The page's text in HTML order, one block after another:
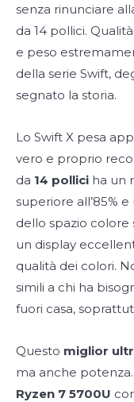
senza rinunciare
da 14 pollici.
e peso
della serie Swift,
segnato la storia.
Lo Swift X pesa
vero e proprio
da 14 pollici ha un
superiore all’85%
dello spazio colore
un display
qualità dei colori.
simili a chi ha
fuori casa,
Questo miglior
ma anche
Ryzen 7 5700U